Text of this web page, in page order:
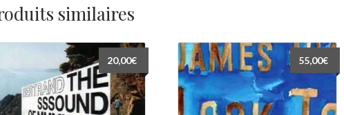
similaires
20,00€ 55,00€